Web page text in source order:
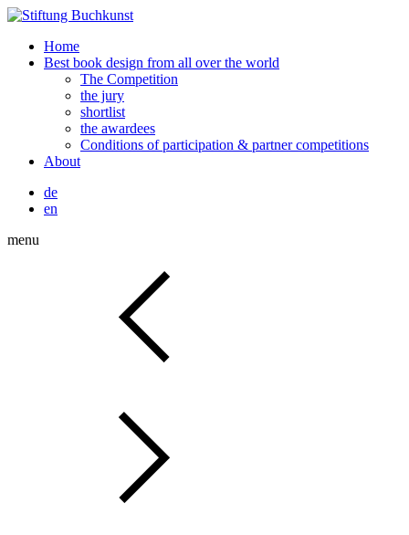
Home
Best book design from all over the world
The Competition
the jury
shortlist
the awardees
Conditions of participation & partner competitions
About
de
en
menu